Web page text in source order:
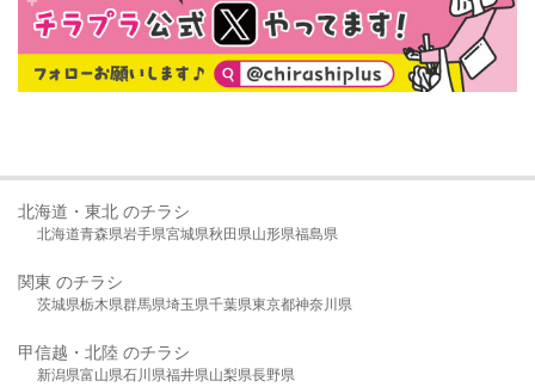
北海道・東北 のチラシ
北海道青森県岩手県宮城県秋田県山形県福島県
関東 のチラシ
茨城県栃木県群馬県埼玉県千葉県東京都神奈川県
甲信越・北陸 のチラシ
新潟県富山県石川県福井県山梨県長野県